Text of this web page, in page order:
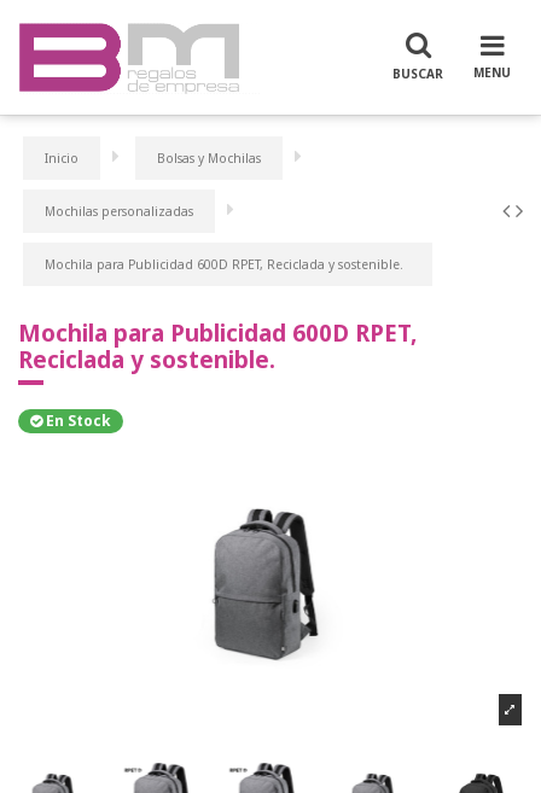
Inicio Bolsas y Mochilas
Mochilas personalizadas
Mochila para Publicidad 600D RPET, Reciclada y sostenible.
Mochila para Publicidad 600D RPET,
Reciclada y sostenible.
En Stock